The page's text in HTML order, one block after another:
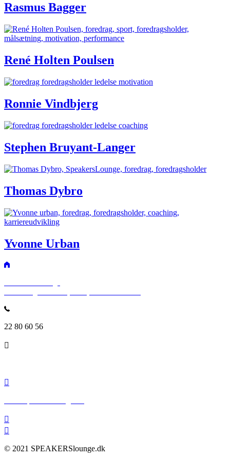
Rasmus Bagger
René Holten Poulsen
Ronnie Vindbjerg
Stephen Bruyant-Langer
Thomas Dybro
Yvonne Urban
22 80 60 56
© 2021 SPEAKERSlounge.dk